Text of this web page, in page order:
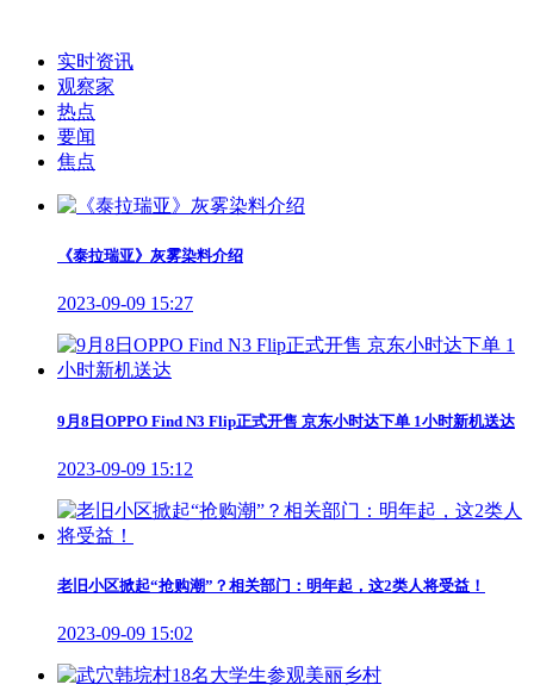
实时资讯
观察家
热点
要闻
焦点
《泰拉瑞亚》灰雾染料介绍
2023-09-09 15:27
9月8日OPPO Find N3 Flip正式开售 京东小时达下单 1小时新机送达
2023-09-09 15:12
老旧小区掀起“抢购潮”？相关部门：明年起，这2类人将受益！
2023-09-09 15:02